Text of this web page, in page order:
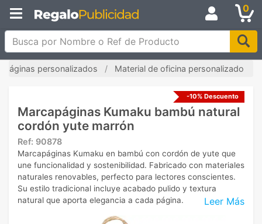
0
Busca por Nombre o Ref de Producto
personalizados Material de oficina personalizado
-10% Descuento
Marcapáginas Kumaku bambú natural
cordón yute marrón
Ref: 90878
Leer Más
Marcapáginas Kumaku en bambú con cordón de yute que
une funcionalidad y sostenibilidad. Fabricado con materiales
naturales renovables, perfecto para lectores conscientes.
Su estilo tradicional incluye acabado pulido y textura
natural que aporta elegancia a cada página.